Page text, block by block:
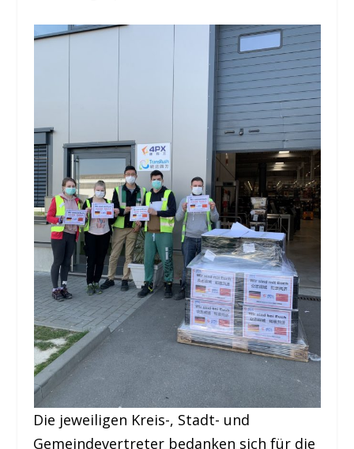
Die jeweiligen Kreis-, Stadt- und
Gemeindevertreter bedanken sich für die